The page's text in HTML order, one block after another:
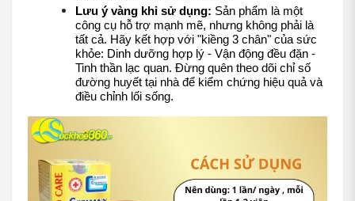
Lưu ý vàng khi sử dụng: Sản phẩm là một
công cụ hỗ trợ mạnh mẽ, nhưng không phải là
tất cả. Hãy kết hợp với "kiềng 3 chân" của sức
khỏe: Dinh dưỡng hợp lý - Vận động đều đặn -
Tinh thần lạc quan. Đừng quên theo dõi chỉ số
đường huyết tại nhà để kiểm chứng hiệu quả và
điều chỉnh lối sống.